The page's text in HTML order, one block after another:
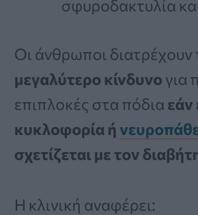
σφυροδακτυλία
Οι άνθρωποι διατρέχουν
μεγαλύτερο κίνδυνο για
επιπλοκές στα πόδια εάν
κυκλοφορία ή
σχετίζεται με τον
Η κλινική αναφέρει: